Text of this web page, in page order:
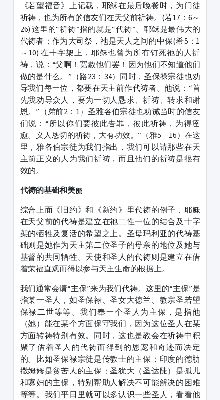
《若望福音》上记载，耶稣在最后晚餐时，为门徒
祈祷，也为所有的信友们在天父前祈祷。(若17：6～
26) 这里的“祈祷”指的就是“代祷”。耶稣是最伟大的
代祷者；作为大司祭，祂是天人之间的中保(希5：1
～10) 在十字架上，耶稣也曾为所有钉死祂的人祈
祷，说：“父啊！宽赦他们罢！因为他们不知道他们
做的是什么。”（路23：34）同时，圣保禄宗徒也劝
导我们每一位，都要在天主前作代祷者。他说：“首
先我劝导众人，要为一切人恳求、祈祷、转求和谢
恩。”（弟前2：1）圣雅各伯宗徒也劝诫当时的信友
们说：“所以你们要彼此告罪，彼此祈祷，为得痊
愈。义人恳切的祈祷，大有功效。”（雅5：16）在这
里，雅各伯宗徒为我们指出，我们可以请那些在天
主前正义的人为我们祈祷，而且他们的祈祷是很有
效的。
代祷的基础和美丽
综合上面《旧约》和《新约》里代祷的例子，耶稣
在天父前的代祷是建立在祂二性一位的结合及十字
架的牺牲及复活的希望之上。圣母玛利亚的代祷基
础则是她作为天主第二位圣子的母亲的地位及她与
基督的共同牺牲。天使和圣人的代祷则是建立在借
着荣福直观而得以参与天主生命的根据上。
我们通常会请“主保”来为我们代祷。这里的“主保”是
指某一圣人，如圣保禄、圣女大德兰、教宗圣若望
保禄二世等等。我们奉一个圣人为主保，是指他
（她）能在某个方面保守我们，因为这位圣人在某
方面转祷特别有效。同时，这也是教会在祈祷中积
聚了借着圣人的代祷而得到的恩宠和奇迹而决定
的。比如圣保禄宗徒是传教士的主保；印度的德肋
撒姆姆是贫苦人的主保；圣犹大（圣达陡）是孤儿
和寡妇的主保，特别帮助人解决不可能解决的困难
等等。我们平日里就可以多认识一些圣人，看看他